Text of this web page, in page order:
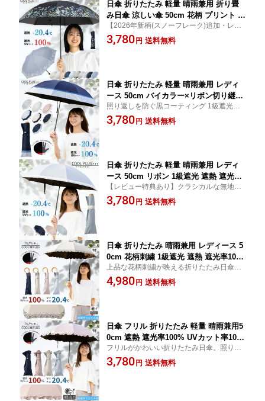
日傘 折りたたみ 軽量 晴雨兼用 折り畳
み日傘 涼しい傘 50cm 花柄 プリント 1
級遮光 遮熱 遮光率100% UVカット率10
0% 熱中症対策 通勤 通学 おしゃれ かわ
【2026年新柄(スノーフレーク)追加・レビ
ュー特典あり】照り返しを防ぐ黒コーティ
ング 紫外線も熱もシャットアウト！どんな
3,780円 送料無料
日傘 折りたたみ 軽量 晴雨兼用 レディ
ース 50cm バイカラー×リボン切り継ぎ
1級遮光 遮熱 遮光率100% UVカット率1
00%生地使用 紫外線対策 熱中症対策 通
照り返しを防ぐ黒コーティング 1級遮光生
地 紫外線も熱もシャットアウト！お洒落な
配色の折り畳み傘 手動開閉 送料無料(一部
3,780円 送料無料
日傘 折りたたみ 軽量 晴雨兼用 レディ
ース 50cm リボン 1級遮光 遮熱 遮光率1
00% UVカット率100%生地使用 焼かな
い 紫外線対策 熱中症対策 通勤 通学 お
【レビュー特典あり】クラシカルな無地
に、白リボンのアクセント。晴れの日も、
雨の日も。品よく私らしく。折傘 手動開閉
3,780円 送料無料
日傘 折りたたみ 晴雨兼用 レディース 5
0cm 花柄刺繍 1級遮光 遮熱 遮光率10
0% UVカット率100%生地使用 紫外線対
策 熱中症対策 通勤 通学 おしゃれ 上品
上品な花柄刺繍が映える折りたたみ日傘。
照り返しを防ぐ黒コーティング、紫外線も
熱もシャットアウト！送料無料(一部地域除
4,980円 送料無料
日傘 フリル 折りたたみ 軽量 晴雨兼用5
0cm 遮熱 遮光率100% UVカット率10
0%生地 紫外線 熱中症対策 通勤 通学 お
しゃれ かわいい おすすめ スモーキーピ
フリルがかわいい折りたたみ日傘。照り返
しを防ぐ黒コーティング、紫外線も熱もシ
ャットアウト！ 女性向け 折傘 送料無料(一
3,780円 送料無料